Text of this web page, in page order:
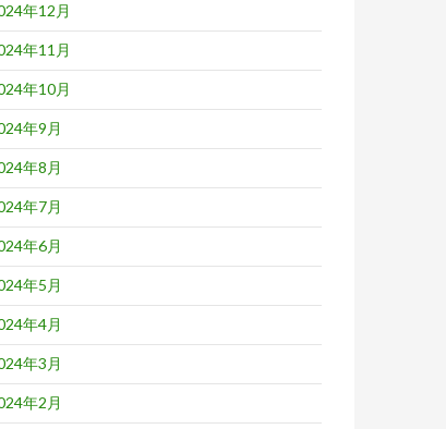
年12月
年11月
年10月
年9月
年8月
年7月
年6月
年5月
年4月
年3月
年2月